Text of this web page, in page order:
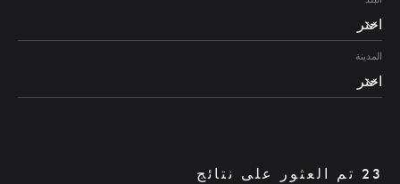
اختر
المدينة
اختر
23 تم العثور على نتائج